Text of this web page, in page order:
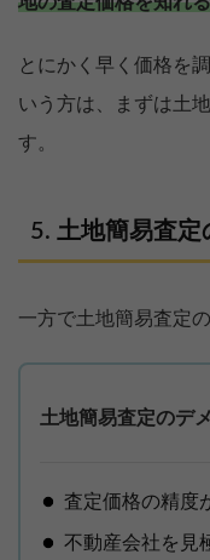
とにかく早く価格を
いう方は、まずは土
す。
土地簡易査定
一方で土地簡易査定
土地簡易査定のデ
査定価格の精度
不動産会社を見